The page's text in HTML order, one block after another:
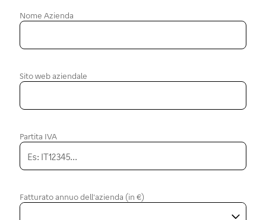
Nome Azienda
Sito web aziendale
Partita IVA
Fatturato annuo dell'azienda (in €)